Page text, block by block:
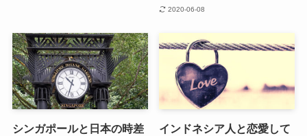
2020-06-08
シンガポールと日本の時差
インドネシア人と恋愛して